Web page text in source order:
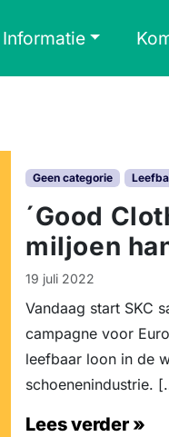
Informatie
Geen categorie
´Good
miljoen
19 juli 2022
Vandaag start SKC
campagne voor
leefbaar loon in de
schoenenindustrie.
Lees verder »